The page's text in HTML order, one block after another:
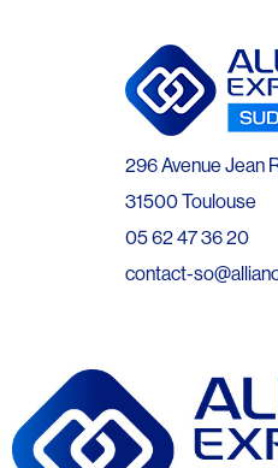
296 Avenue Jean
31500 Toulouse
05 62 47 36 20
contact-